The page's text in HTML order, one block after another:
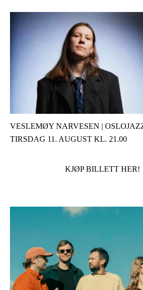
VESLEMØY NARVESEN |
TIRSDAG 11. AUGUST KL. 21.00
KJØP BILLETT HER!